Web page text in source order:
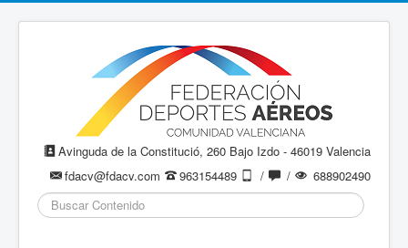
Avinguda de la Constitució, 260 Bajo Izdo - 46019 Valencia
fdacv@fdacv.com
963154489 / /
688902490
Buscar...